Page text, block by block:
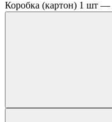
Коробка (картон) 1 шт —